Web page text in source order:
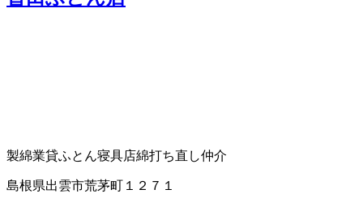
製綿業貸ふとん寝具店綿打ち直し仲介
島根県出雲市荒茅町１２７１